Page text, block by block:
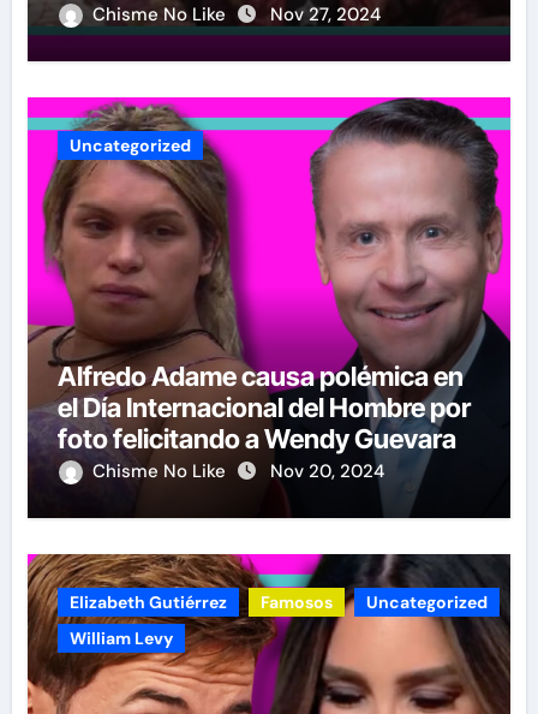
Chisme No Like Nov 27, 2024
Uncategorized
Alfredo Adame causa polémica en
el Día Internacional del Hombre por
foto felicitando a Wendy Guevara
Chisme No Like Nov 20, 2024
Elizabeth Gutiérrez Famosos
Uncategorized
William Levy